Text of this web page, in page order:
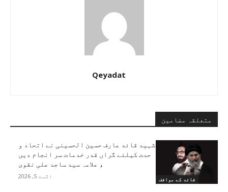
Qeyadat
متعلقہ مضامین
قائد کے مواقف
شہید قائد عارف حسین الحسینی نے اتحاد و
حدت کیلئے گراں قدر خدمات سر انجام دیں
، علامہ سید ساجد علی نقوی
اگست 5, 2026